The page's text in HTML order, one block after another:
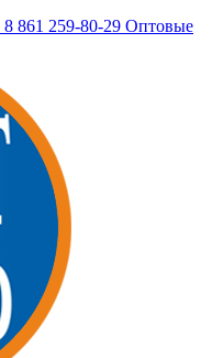
8 861 259-80-29 Оптовые